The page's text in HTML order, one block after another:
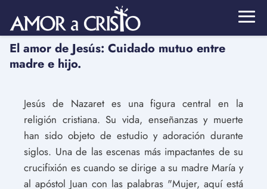
El amor de Jesús: Cuidado mutuo entre
madre e hijo.
Jesús de Nazaret es una figura central en la
religión cristiana. Su vida, enseñanzas y muerte
han sido objeto de estudio y adoración durante
siglos. Una de las escenas más impactantes de su
crucifixión es cuando se dirige a su madre María y
al apóstol Juan con las palabras "Mujer, aquí está